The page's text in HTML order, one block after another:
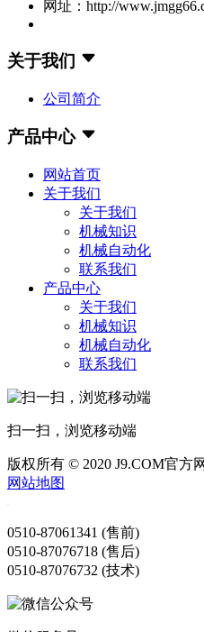
网址：http://
关于我们
公司简介
产品中心
网站首页
关于我们
关于我们
机械知识
机械自动化
联系我们
产品中心
关于我们
机械知识
机械自动化
联系我们
扫一扫，浏览移动端
版权所有 © 2020 J9.COM官方
网站地图
0510-87061341 (售前)
0510-87076718 (售后)
0510-87076732 (技术)